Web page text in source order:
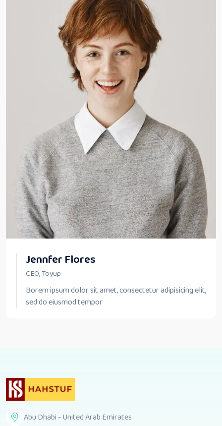
Jennfer Flores
CEO, Toyup
Borem ipsum dolor sit amet, consectetur adipisicing elit,
sed do eiusmod tempor
Abu Dhabi - United Arab Emirates